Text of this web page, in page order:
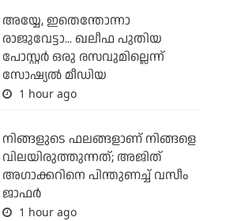
അയ്യേ, ഇതെന്തോന്നാ
രാജുവേട്ടാ... ഖലീഫ പുതിയ
പോസ്റ്റര്‍ ഒരു രസവുമില്ലെന്ന്
സോഷ്യല്‍ മീഡിയ
1 hour ago
നിങ്ങളുടെ ഫലങ്ങളാണ് നിങ്ങളെ
വിലയിരുത്തുന്നത്; അജിത്
അഗാക്കറിനെ പിന്തുണച്ച് വസീം
ജാഫര്‍
1 hour ago